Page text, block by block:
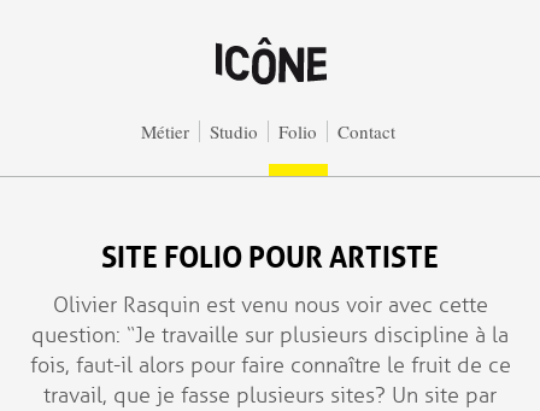
Métier Studio Folio Contact
SITE FOLIO POUR ARTISTE
Olivier Rasquin est venu nous voir avec cette
question: “Je travaille sur plusieurs discipline à la
fois, faut-il alors pour faire connaître le fruit de ce
travail, que je fasse plusieurs sites? Un site par